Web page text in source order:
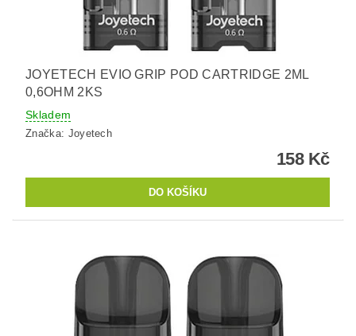
JOYETECH EVIO GRIP POD CARTRIDGE 2ML
0,6OHM 2KS
Skladem
Značka: Joyetech
158 Kč